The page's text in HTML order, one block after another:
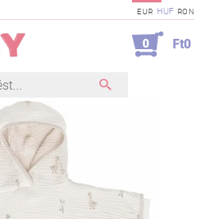
EUR HUF RON
0 Ft0